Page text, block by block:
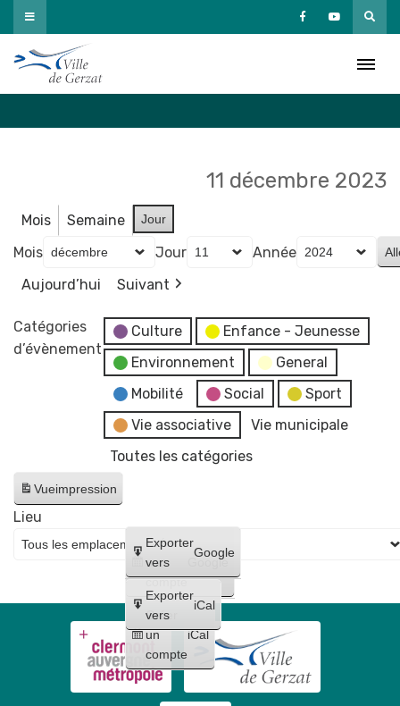
Passer
au
contenu
11 décembre 2023
Mois Semaine Jour
Mois Jour
Année
Aujourd’hui
Suivant
Catégories
d’évènement
Culture
Enfance - Jeunesse
Environnement
General
Mobilité
Social
Sport
Vie associative
Vie municipale
Toutes les catégories
Vueimpression
Créer
un
compte
Google
Créer
un
compte
iCal
Exporter
vers
Google
Exporter
vers
iCal
Lieu